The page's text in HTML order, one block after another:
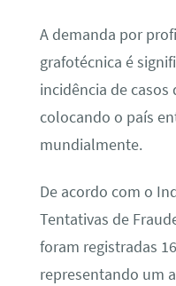
A demanda por
grafotécnica é
incidência de
colocando o país
mundialmente.
De acordo com o
Tentativas de
foram registradas
representando um